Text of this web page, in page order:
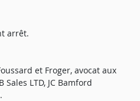
arrêt.
et Froger, avocat aux
Sales LTD, JC Bamford